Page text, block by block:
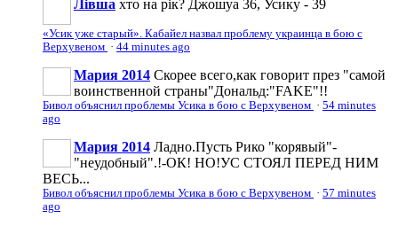
Лівша хто на рік? Джошуа 36, Усику - 39
«Усик уже старый». Кабайел назвал проблему украинца в бою с
Верхувеном · 44 minutes ago
Мария 2014 Скорее всего,как говорит през "самой
воинственной страны"Дональд:"FAKE"!!
Бивол объяснил проблемы Усика в бою с Верхувеном · 54 minutes
ago
Мария 2014 Ладно.Пусть Рико "корявый"-
"неудобный".!-ОК! НО!УС СТОЯЛ ПЕРЕД НИМ
ВЕСЬ...
Бивол объяснил проблемы Усика в бою с Верхувеном · 57 minutes
ago